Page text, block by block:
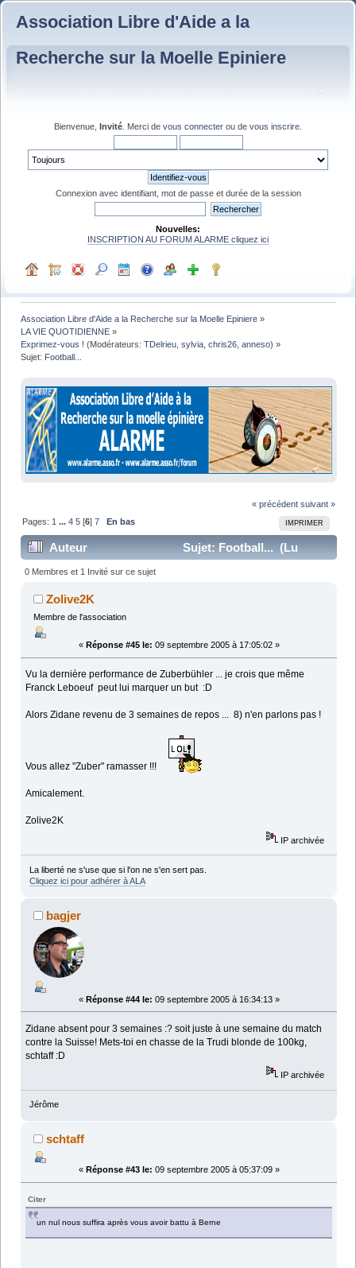
Association Libre d'Aide a la
Recherche sur la Moelle Epiniere
Bienvenue, Invité . Merci de vous connecter ou de vous inscrire
Connexion avec identifiant, mot de passe et durée de la session
Nouvelles:
INSCRIPTION AU FORUM ALARME cliquez ici
Association Libre d'Aide a la Recherche sur la Moelle Epiniere »
LA VIE QUOTIDIENNE »
Exprimez-vous ! (Modérateurs:TDelrieu ,sylvia ,chris26 ,anneso) »
Sujet: Football...
« précédent suivant »
IMPRIMER
Pages: 1 ...4 5 [6]7 En bas
Auteur
Sujet: Football... (Lu
137446 fois)
0 Membres et 1 Invité sur ce sujet
Zolive2K
Membre de l'association
« Réponse #45 le: 09 septembre 2005 à 17:05:02 »
Vu la dernière performance de Zuberbühler ... je crois que même
Franck Leboeuf peut lui marquer un but :D
Alors Zidane revenu de 3 semaines de repos ... 8) n'en parlons pas !
Vous allez "Zuber" ramasser !!!
Amicalement.
Zolive2K
IP archivée
La liberté ne s'use que si l'on ne s'en sert pas.
Cliquez ici pour adhérer à ALA
bagjer
« Réponse #44 le: 09 septembre 2005 à 16:34:13 »
Zidane absent pour 3 semaines :? soit juste à une semaine du match
contre la Suisse! Mets-toi en chasse de la Trudi blonde de 100kg,
schtaff :D
IP archivée
Jérôme
schtaff
« Réponse #43 le: 09 septembre 2005 à 05:37:09 »
Citer
un nul nous suffira après vous avoir battu à Berne